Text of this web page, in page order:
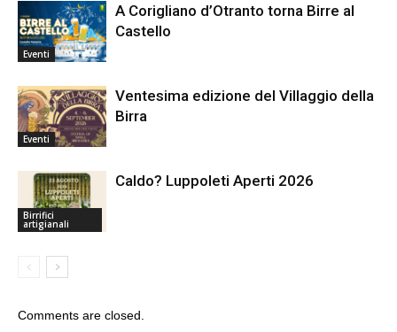
Eventi
A Corigliano d’Otranto torna Birre al
Castello
Eventi
Ventesima edizione del Villaggio della
Birra
Birrifici
artigianali
Caldo? Luppoleti Aperti 2026
Comments are closed.